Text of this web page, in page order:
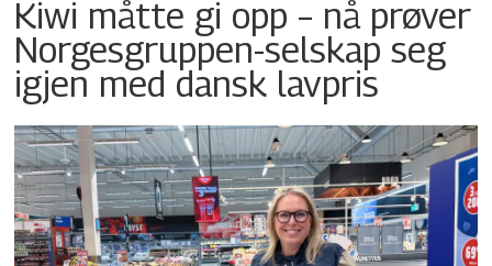
Kiwi måtte gi opp – nå prøver
Norgesgruppen-selskap seg
igjen med dansk lavpris